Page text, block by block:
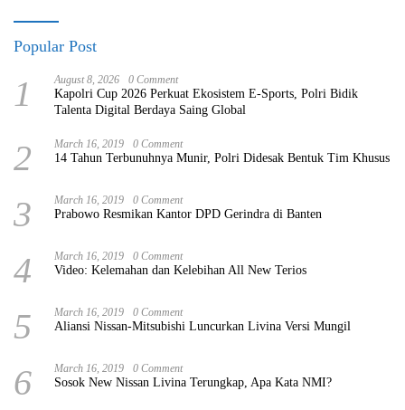
Popular Post
1 August 8, 2026 0 Comment
Kapolri Cup 2026 Perkuat Ekosistem E-Sports, Polri Bidik
Talenta Digital Berdaya Saing Global
2 March 16, 2019 0 Comment
14 Tahun Terbunuhnya Munir, Polri Didesak Bentuk Tim Khusus
3 March 16, 2019 0 Comment
Prabowo Resmikan Kantor DPD Gerindra di Banten
4 March 16, 2019 0 Comment
Video: Kelemahan dan Kelebihan All New Terios
5 March 16, 2019 0 Comment
Aliansi Nissan-Mitsubishi Luncurkan Livina Versi Mungil
6 March 16, 2019 0 Comment
Sosok New Nissan Livina Terungkap, Apa Kata NMI?